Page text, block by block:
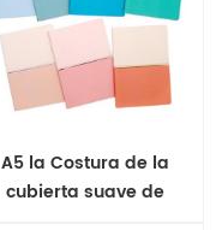
A5 la Costura de la
cubierta suave de